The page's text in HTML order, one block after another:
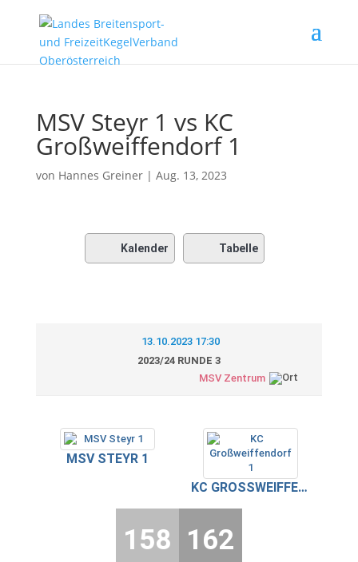
MSV Steyr 1 vs KC
Großweiffendorf 1
von Hannes Greiner| Aug. 13, 2023
Kalender Tabelle
13.10.2023 17:30
2023/24 RUNDE 3
MSV Zentrum
MSV STEYR 1
KC GROSSWEIFFENDORF 1
158 162